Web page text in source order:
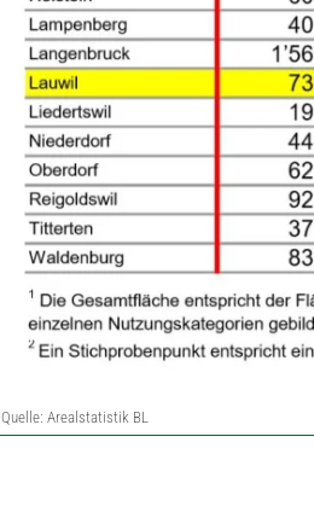
Quelle: Arealstatistik BL